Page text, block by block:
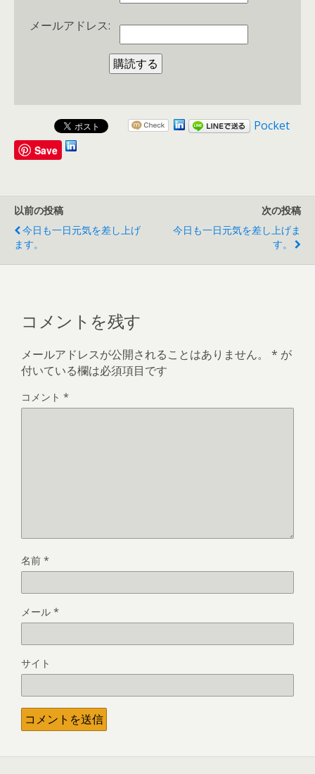
メールアドレス:
Pocket
Save
以前の投稿
今日も一日元気を差し上げ
ます。
次の投稿
今日も一日元気を差し上げま
す。
コメントを残す
メールアドレスが公開されることはありません。 * が
付いている欄は必須項目です
コメント *
名前 *
メール *
サイト